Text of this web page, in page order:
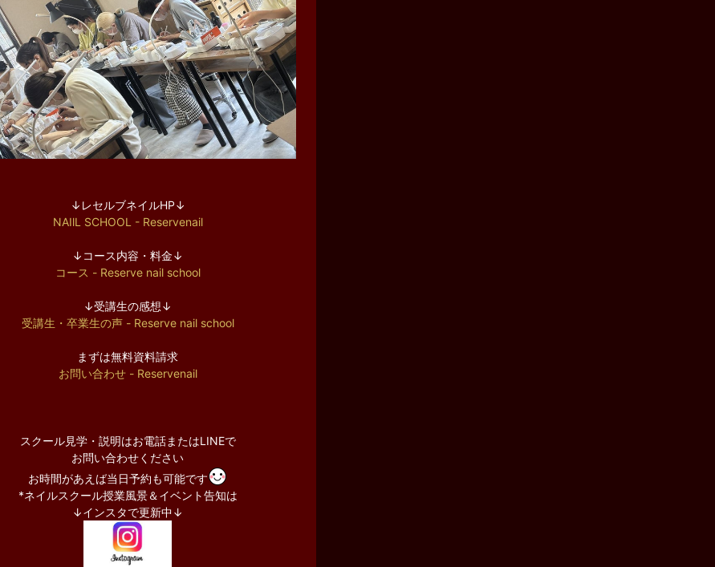
↓レセルブネイルHP↓
NAIlL SCHOOL - Reservenail
↓コース内容・料金↓
コース - Reserve nail school
↓受講生の感想↓
受講生・卒業生の声 - Reserve nail school
まずは無料資料請求
お問い合わせ - Reservenail
スクール見学・説明はお電話またはLINEで
お問い合わせください
お時間があえば当日予約も可能です
*ネイルスクール授業風景＆イベント告知は
↓インスタで更新中↓